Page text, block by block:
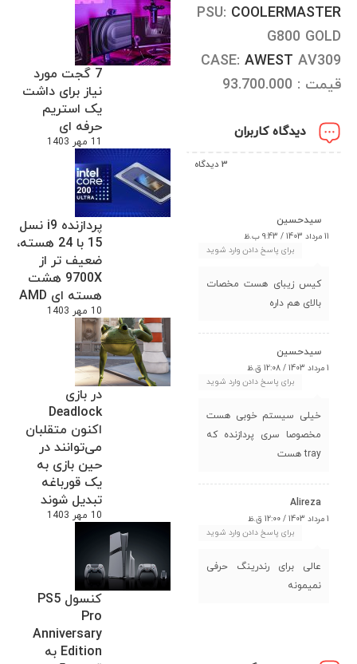
7 گجت مورد
نیاز برای داشت
یک استریم
حرفه ای
11 مهر 1403
پردازنده i9 نسل
15 با 24 هسته،
ضعیف تر از
9700X هشت
هسته ای AMD
10 مهر 1403
در بازی
Deadlock
اکنون متقلبان
می‌توانند در
حین بازی به
یک قورباغه
تبدیل شوند
10 مهر 1403
کنسول PS5
Pro
Anniversary
Edition به
PSU: COOLERMASTER
G800 GOLD
CASE: AWEST AV309
قیمت : 93.700.000
دیدگاه کاربران
3 دیدگاه
سیدحسین
11 مرداد 1403 / 9:43 ب.ظ
برای پاسخ دادن وارد شوید
کیس زیبای هست مخصات
بالای هم داره
سیدحسین
1 مرداد 1403 / 12:08 ق.ظ
برای پاسخ دادن وارد شوید
خیلی سیستم خوبی هست
مخصوصا سری پردازنده که
tray هست
Alireza
1 مرداد 1403 / 12:00 ق.ظ
برای پاسخ دادن وارد شوید
عالی برای رندرینگ حرفی
نمیمونه